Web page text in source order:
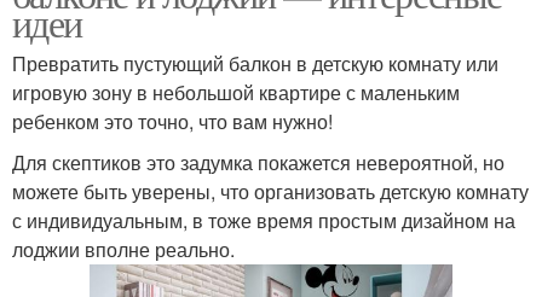
идеи
Превратить пустующий балкон в детскую комнату или
игровую зону в небольшой квартире с маленьким
ребенком это точно, что вам нужно!
Для скептиков это задумка покажется невероятной, но
можете быть уверены, что организовать детскую комнату
с индивидуальным, в тоже время простым дизайном на
лоджии вполне реально.